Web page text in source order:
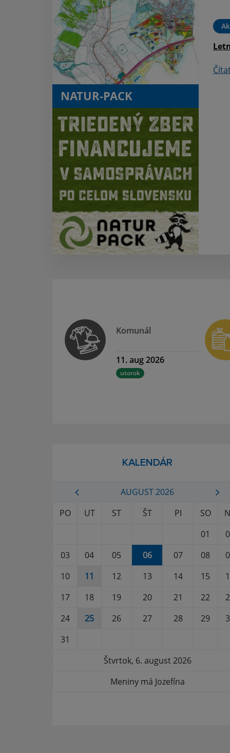
NATUR-PACK
hnuteľný majetok vo
vlastníctve Obce Kaluža
Čítať ďalej
Komunál
11. aug 2026
utorok
KALENDÁR
AUGUST 2026
PO
UT ST ŠT PI SO
01
03
04 05 06 07 08
10
11 12 13 14 15
17
18 19 20 21 22
24
25 26 27 28 29
31
Štvrtok, 6. august 2026
Meniny má Jozefína